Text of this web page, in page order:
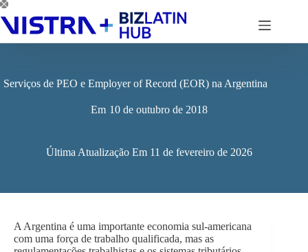
Pular
para
conteúdo
Serviços de PEO e Employer of Record (EOR) na Argentina
Em 10 de outubro de 2018
Última Atualização Em 11 de fevereiro de 2026
A Argentina é uma importante economia sul-americana
com uma força de trabalho qualificada, mas as